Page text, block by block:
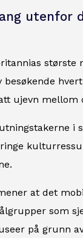
utenfor
besøkende
ujevn mellom
i
at det
som
på grunn